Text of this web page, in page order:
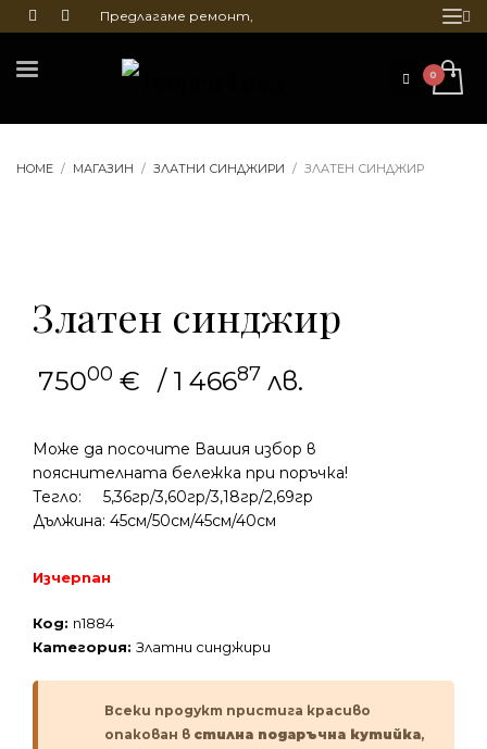
Предлагаме ремонт,
на бижута
HOME МАГАЗИН ЗЛАТНИ СИНДЖИРИ ЗЛАТЕН СИНДЖИР
Златен синджир
75000 € / 1 46687 лв.
Може да посочите Вашия избор в
пояснителната бележка при поръчка!
Тегло: 5,36гр/3,60гр/3,18гр/2,69гр
Дължина: 45см/50см/45см/40см
Изчерпан
Код: n1884
Категория: Златни синджири
Всеки продукт пристига красиво
опакован в стилна подаръчна кутийка,